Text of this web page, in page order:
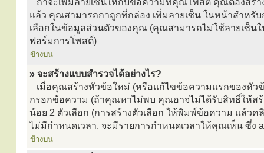
ถ้าจะเพิ่มลายเซ็นให้กับข้อความที่คุณโพสต์ คุณต้องสร้
แล้ว คุณสามารถกาถูกที่กล่อง เพิ่มลายเซ็น ในหน้าสำห
เลือกในข้อมูลส่วนตัวของคุณ (คุณสามารถไม่ใช้ลายเซ็น
ฟอร์มการโพสต์)
ข้างบน
» จะสร้างแบบสำรวจได้อย่างไร?
เมื่อคุณสร้างหัวข้อใหม่ (หรือแก้ไขข้อความแรกของหั
กรอกข้อความ (ถ้าคุณหาไม่พบ คุณอาจไม่ได้รับสิทธิ์ให้สร้
น้อย 2 ตัวเลือก (การสร้างตัวเลือก ให้พิมพ์ข้อความ แล้ว
ไม่มีกำหนดเวลา. จะมีรายการกำหนดเวลาให้คุณเห็น ซึ่ง
ข้างบน